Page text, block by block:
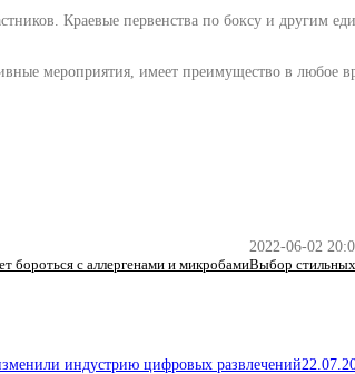
Краевые первенства по боксу и другим
мероприятия, имеет преимущество в любое
бороться с аллергенами и микробами
2022-06-02
Выбор стильных
индустрию цифровых развлечений